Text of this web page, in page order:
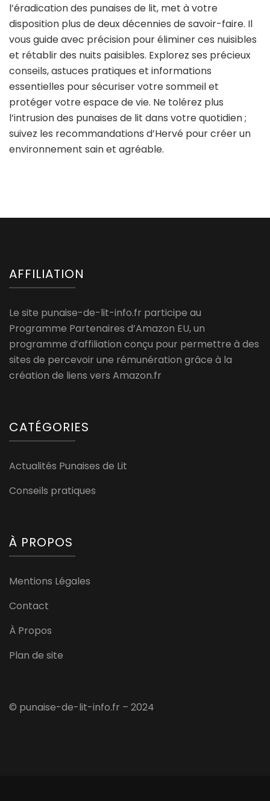
l’éradication des punaises de lit, met à votre
disposition plus de deux décennies de savoir-faire. Il
vous guide avec précision pour éliminer ces nuisibles
et rétablir des nuits paisibles. Explorez ses précieux
conseils, astuces pratiques et informations
essentielles pour sécuriser votre sommeil et
protéger votre espace de vie. Ne tolérez plus
l’intrusion des punaises de lit dans votre quotidien ;
suivez les recommandations d’Hervé pour créer un
environnement sain et agréable.
AFFILIATION
Le site punaise-de-lit-info.fr participe au
Programme Partenaires d’Amazon EU, un
programme d’affiliation conçu pour permettre à des
sites de percevoir une rémunération grâce à la
création de liens vers Amazon.fr
CATÉGORIES
Actualités Punaises de Lit
Conseils pratiques
À PROPOS
Mentions Légales
Contact
À Propos
Plan de site
© punaise-de-lit-info.fr – 2024